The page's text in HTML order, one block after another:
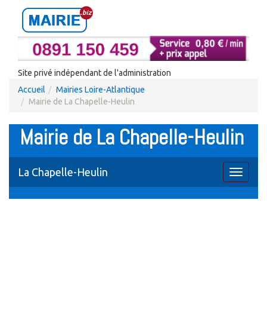
Site privé indépendant de l'administration
Accueil
Mairies Loire-Atlantique
Mairie de La Chapelle-Heulin
Mairie de La Chapelle-Heulin
Toggle
La Chapelle-Heulin